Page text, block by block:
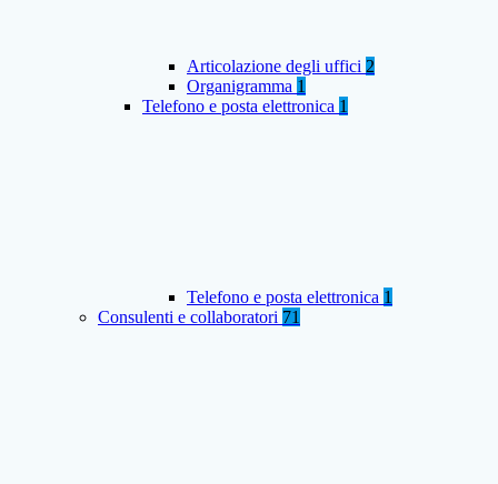
Articolazione degli uffici 2
Organigramma 1
Telefono e posta elettronica 1
Telefono e posta elettronica 1
Consulenti e collaboratori 71